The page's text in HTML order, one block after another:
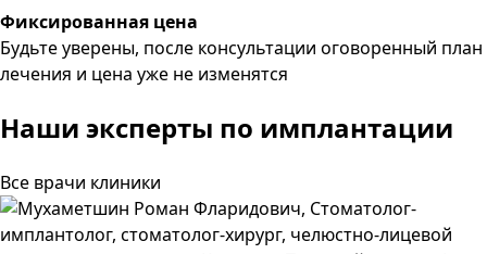
Фиксированная цена
Будьте уверены, после консультации оговоренный план
лечения и цена уже не изменятся
Наши эксперты по имплантации
Все врачи клиники